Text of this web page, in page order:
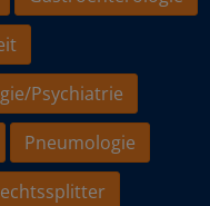
Psychiatrie
Pneumologie